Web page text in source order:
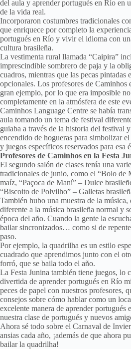
del aula y aprender portugués en Río en
de la vida real.
Incorporaron costumbres tradicionales
que enriquece por completo la
portugués en Río y vivir el idioma con
cultura brasileña.
La vestimenta rural llamada “Caipira”
imprescindible sombrero de paja y la
cuadros, mientras que las pecas pintadas
opcionales. Los profesores de Caminhos
gran ejemplo, por lo que era imposible
completamente en la atmósfera de este
Caminhos Language Centre se había
aula tomando un tema de festival
guiaba a través de la historia del festival
encendido de hogueras para simbolizar
y juegos específicos reservados para esa
Profesores de Caminhos en la Festa
El segundo salón de clases tenía una
tradicionales de junio, como el “Bolo de
maíz, “Paçoca de Maní” – Dulce
“Biscoito de Polvilho” – Galletas
También hubo una muestra de la música,
diferente a la música brasileña normal y
época del año. Cuando la gente la
bailar sincronizados… como si de
paso.
Por ejemplo, la quadrilha es un estilo
cuadrado que aprendimos junto con el
forró, que se baila todo el año.
La Festa Junina también tiene juegos, lo
divertida de aprender portugués en Río
peces de papel con nuestros profesores,
consejos sobre cómo hablar como un
excelente manera de aprender portugués
nuestra clase de portugués y nuevos
Ahora sé todo sobre el Carnaval de
ansias cada año, ¡además de que ahora
bailar la quadrilha!